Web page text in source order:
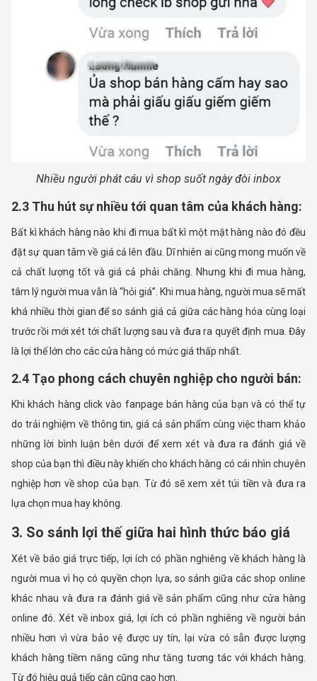
Nhiều người phát cáu vì shop suốt ngày đòi inbox
2.3 Thu hút sự nhiều tới quan tâm của khách hàng:
Bất kì khách hàng nào khi đi mua bất kì một mặt hàng nào đó đều
đặt sự quan tâm về giá cả lên đầu. Dĩ nhiên ai cũng mong muốn về
cả chất lượng tốt và giá cả phải chăng. Nhưng khi đi mua hàng,
tâm lý người mua vẫn là “hỏi giá”. Khi mua hàng, người mua sẽ mất
khá nhiều thời gian để so sánh giá cả giữa các hàng hóa cùng loại
trước rồi mới xét tới chất lượng sau và đưa ra quyết định mua. Đây
là lợi thế lớn cho các cửa hàng có mức giá thấp nhất.
2.4 Tạo phong cách chuyên nghiệp cho người bán:
Khi khách hàng click vào fanpage bán hàng của bạn và có thể tự
do trải nghiệm về thông tin, giá cả sản phẩm cùng việc tham khảo
những lời bình luận bên dưới để xem xét và đưa ra đánh giá về
shop của bạn thì điều này khiến cho khách hàng có cái nhìn chuyên
nghiệp hơn về shop của bạn. Từ đó sẽ xem xét túi tiền và đưa ra
lựa chọn mua hay không.
3. So sánh lợi thế giữa hai hình thức báo giá
Xét về báo giá trực tiếp, lợi ích có phần nghiêng về khách hàng là
người mua vì họ có quyền chọn lựa, so sánh giữa các shop online
khác nhau và đưa ra đánh giá về sản phẩm cũng như cửa hàng
online đó. Xét về inbox giá, lợi ích có phần nghiêng về người bán
nhiều hơn vì vừa bảo vệ được uy tín, lại vừa có sẵn được lượng
khách hàng tiềm năng cũng như tăng tương tác với khách hàng.
Từ đó hiệu quả tiếp cận cũng cao hơn.